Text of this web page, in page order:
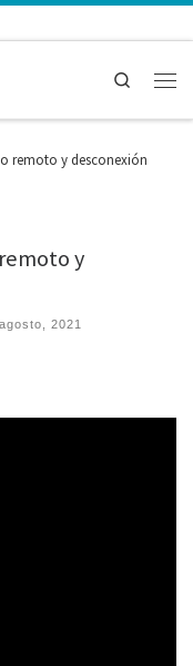
Search
remoto y desconexión
y
2021